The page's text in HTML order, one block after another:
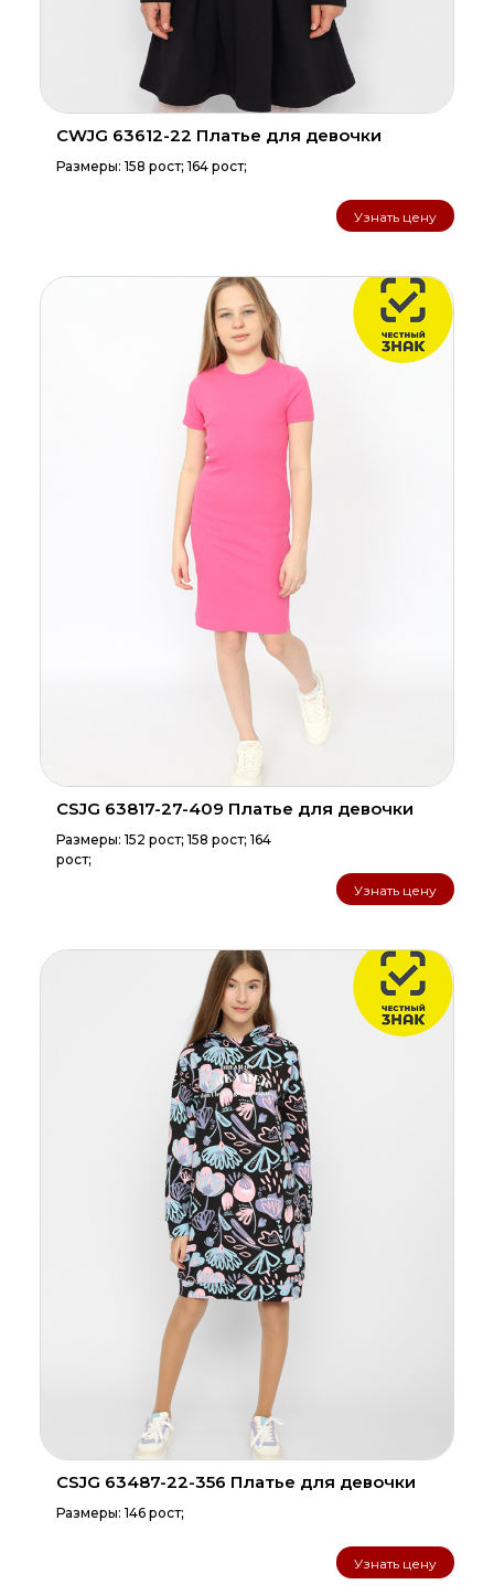
CWJG 63612-22 Платье для девочки
Размеры: 158 рост; 164 рост;
Узнать цену
CSJG 63817-27-409 Платье для девочки
Размеры: 152 рост; 158 рост; 164
рост;
Узнать цену
CSJG 63487-22-356 Платье для девочки
Размеры: 146 рост;
Узнать цену